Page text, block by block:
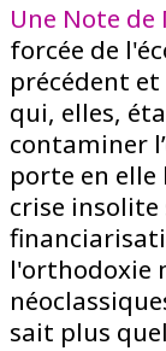
Une Note de
forcée de
précédent
qui, elles,
contaminer
porte en elle
crise
l'orthodoxie
sait plus